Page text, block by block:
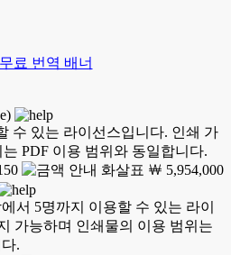
수 있는 라이선스입니다. 인쇄 가
PDF 이용 범위와 동일합니다.
￦ 5,954,000
서 5명까지 이용할 수 있는 라이
가능하며 인쇄물의 이용 범위는
.